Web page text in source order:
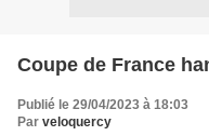
Publié le 29/04/2023 à 18:03
Par veloquercy